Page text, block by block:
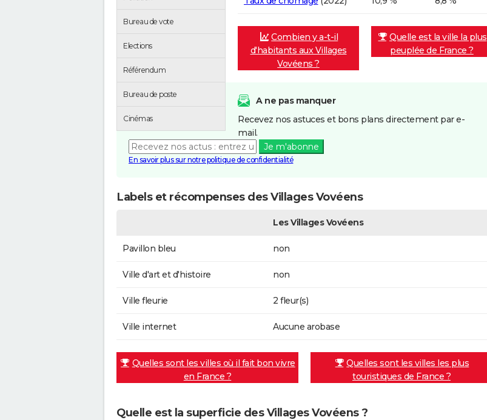
Bureau de vote
Elections
Référendum
Bureau de poste
Cinémas
Combien y a-t-il
d'habitants aux Villages
Vovéens ?
Quelle est la ville la plus
peuplée de France ?
A ne pas manquer
Recevez nos astuces et bons plans directement par e-
mail.
Je m'abonne
En savoir plus sur notre politique de confidentialité
Labels et récompenses des Villages Vovéens
Les Villages Vovéens
Pavillon bleu non
Ville d'art et d'histoire non
Ville fleurie 2 fleur(s)
Ville internet Aucune arobase
Quelles sont les villes où il fait bon vivre
en France ?
Quelles sont les villes les plus
touristiques de France ?
Quelle est la superficie des Villages Vovéens ?